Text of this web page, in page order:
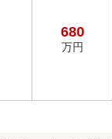
680
万円